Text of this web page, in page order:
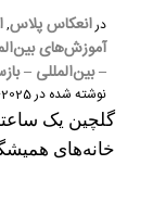
درانعکاس پلاس,
آموزش‌های
– بین‌المللی –
نوشته شده در2025-09-22
گلچین یک
خانه‌های